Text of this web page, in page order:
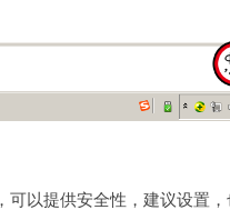
以提供安全性，建议设置